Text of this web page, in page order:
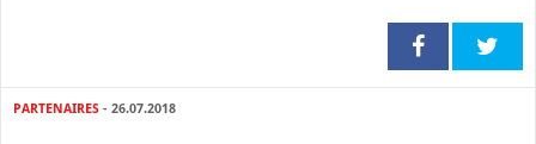
PARTENAIRES - 26.07.2018